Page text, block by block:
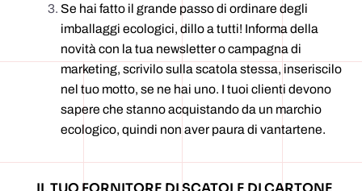
Se hai fatto il grande passo di ordinare degli
imballaggi ecologici, dillo a tutti! Informa della
novità con la tua newsletter o campagna di
marketing, scrivilo sulla scatola stessa, inseriscilo
nel tuo motto, se ne hai uno. I tuoi clienti devono
sapere che stanno acquistando da un marchio
ecologico, quindi non aver paura di vantartene.